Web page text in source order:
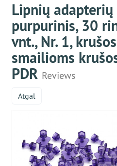
Lipnių
purpurinis, 30
vnt., Nr. 1,
smailioms
PDR Reviews
Atgal